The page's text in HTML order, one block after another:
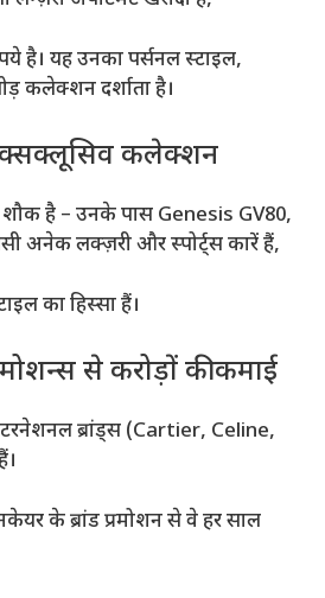
है। यह उनका पर्सनल स्टाइल,
कलेक्शन दर्शाता है।
कलेक्शन
शौक है – उनके पास Genesis GV80,
अनेक लक्ज़री और स्पोर्ट्स कारें हैं,
का हिस्सा हैं।
से करोड़ों की कमाई
ब्रांड्स (Cartier, Celine,
के ब्रांड प्रमोशन से वे हर साल